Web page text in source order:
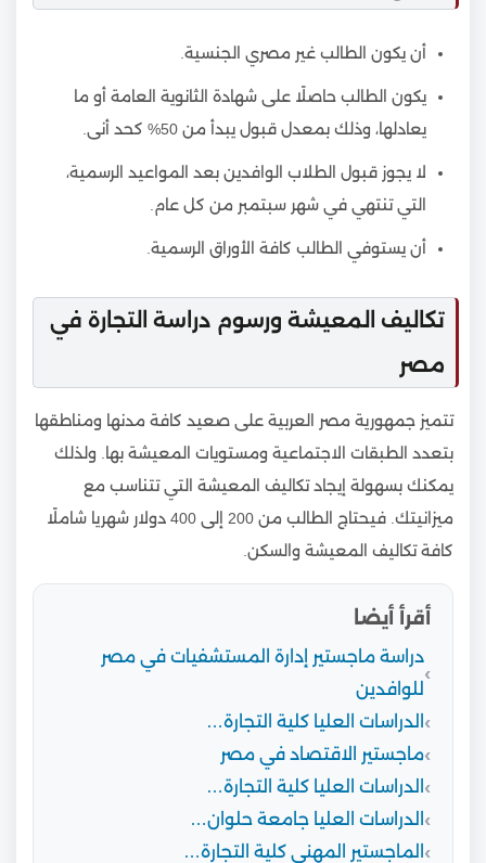
أن يكون الطالب غير مصري الجنسية.
يكون الطالب حاصلًا على شهادة الثانوية العامة أو ما
يعادلها، وذلك بمعدل قبول يبدأ من 50% كحد أنى.
لا يجوز قبول الطلاب الوافدين بعد المواعيد الرسمية،
التي تنتهي في شهر سبتمبر من كل عام.
أن يستوفي الطالب كافة الأوراق الرسمية.
تكاليف المعيشة ورسوم دراسة التجارة في
مصر
تتميز جمهورية مصر العربية على صعيد كافة مدنها ومناطقها
بتعدد الطبقات الاجتماعية ومستويات المعيشة بها. ولذلك
يمكنك بسهولة إيجاد تكاليف المعيشة التي تتناسب مع
ميزانيتك. فيحتاج الطالب من 200 إلى 400 دولار شهريا شاملًا
كافة تكاليف المعيشة والسكن.
أقرأ أيضا
دراسة ماجستير إدارة المستشفيات في مصر
للوافدين
الدراسات العليا كلية التجارة…
ماجستير الاقتصاد في مصر
الدراسات العليا كلية التجارة…
الدراسات العليا جامعة حلوان…
الماجستير المهنى كلية التجارة…